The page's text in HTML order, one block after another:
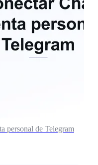
personal de Telegram